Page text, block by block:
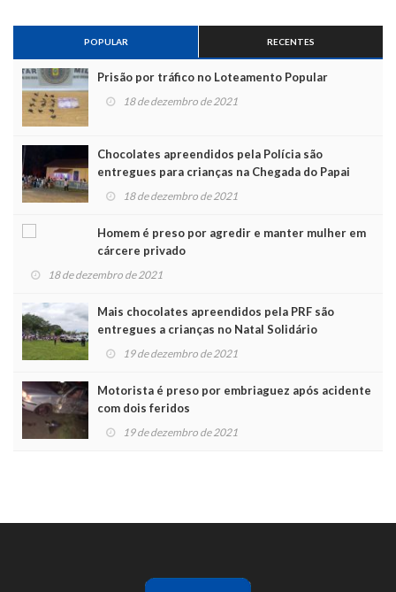
POPULAR RECENTES
Prisão por tráfico no Loteamento Popular
18 de dezembro de 2021
Chocolates apreendidos pela Polícia são
entregues para crianças na Chegada do Papai
Noel
18 de dezembro de 2021
Homem é preso por agredir e manter mulher em
cárcere privado
18 de dezembro de 2021
Mais chocolates apreendidos pela PRF são
entregues a crianças no Natal Solidário
19 de dezembro de 2021
Motorista é preso por embriaguez após acidente
com dois feridos
19 de dezembro de 2021